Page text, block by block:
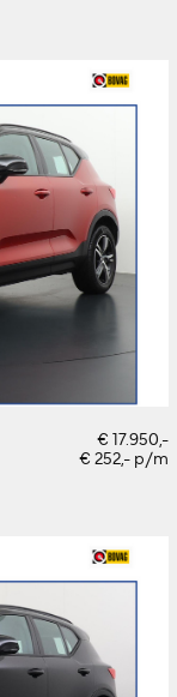
€ 17.950,-
€ 252,- p/m